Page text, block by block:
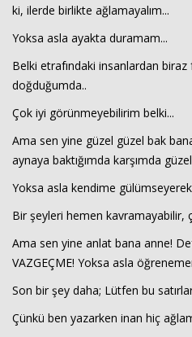
ki, ilerde birlikte ağlamayalım...
Yoksa asla ayakta duramam...
Belki etrafındaki insanlardan
doğduğumda..
Çok iyi görünmeyebilirim belki...
Ama sen yine güzel güzel bak
aynaya baktığımda karşımda
Yoksa asla kendime
Bir şeyleri hemen kavramayabilir,
Ama sen yine anlat bana anne!
VAZGEÇME! Yoksa asla
Son bir şey daha; Lütfen bu
Çünkü ben yazarken inan hiç